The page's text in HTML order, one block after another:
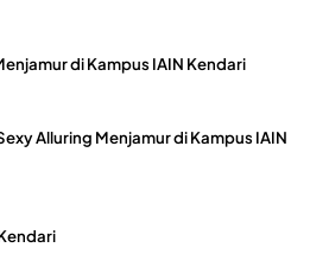
di Kampus IAIN Kendari
Alluring Menjamur di Kampus IAIN